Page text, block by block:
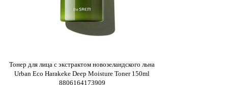
Тонер для лица с экстрактом новозеландского льна
Urban Eco Harakeke Deep Moisture Toner 150ml
8806164173909